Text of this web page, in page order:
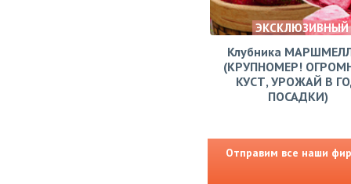
ЭКСКЛЮЗИВНЫЙ
Клубника
(КРУПНОМЕР!
КУСТ, УРОЖАЙ В
ПОСАДКИ)
Отправим все наши